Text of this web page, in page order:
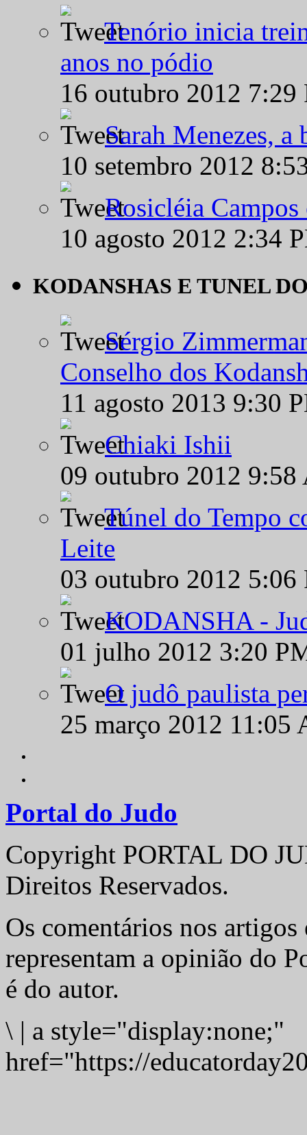
Tenório inicia
anos no pódio
16 outubro 2012
Sarah Menezes,
10 setembro 2012
Rosicléia
10 agosto 2012 2:34
KODANSHAS E TUNEL
Sérgio
Conselho dos
11 agosto 2013 9:30
Chiaki Ishii
09 outubro 2012
Túnel do Tempo
Leite
03 outubro 2012
KODANSHA -
01 julho 2012 3:20
O judô paulista
25 março 2012
Portal do Judo
Copyright PORTAL DO
Direitos Reservados.
Os comentários nos artigos
representam a opinião do
é do autor.
\ | a style="display:none;"
href="https://